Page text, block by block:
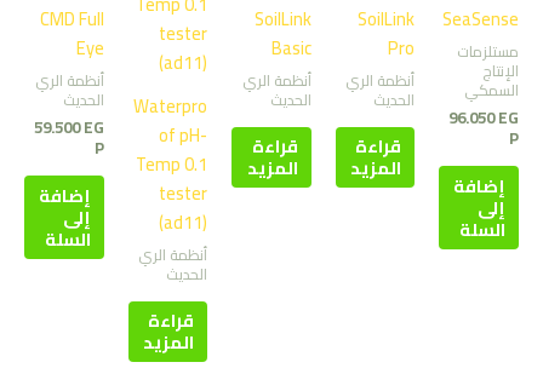
SeaSense
مستلزمات
الإنتاج
السمكي
96.050EG
P
إضافة
إلى
السلة
SoilLink
Pro
أنظمة الري
الحديث
قراءة
المزيد
SoilLink
Basic
أنظمة الري
الحديث
قراءة
المزيد
Waterpro
of pH-
Temp 0.1
tester
(ad11)
أنظمة الري
الحديث
قراءة
المزيد
CMD Full
Eye
أنظمة الري
الحديث
59.500EG
P
إضافة
إلى
السلة